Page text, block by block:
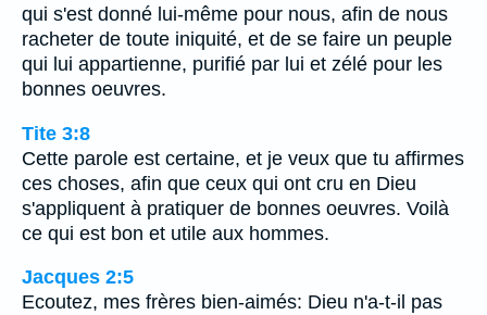
qui s'est donné lui-même pour nous, afin de nous
racheter de toute iniquité, et de se faire un peuple
qui lui appartienne, purifié par lui et zélé pour les
bonnes oeuvres.
Tite 3:8
Cette parole est certaine, et je veux que tu affirmes
ces choses, afin que ceux qui ont cru en Dieu
s'appliquent à pratiquer de bonnes oeuvres. Voilà
ce qui est bon et utile aux hommes.
Jacques 2:5
Ecoutez, mes frères bien-aimés: Dieu n'a-t-il pas